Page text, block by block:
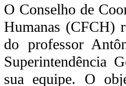
O Conselho de
Humanas (CFCH)
do professor
Superintendência
sua equipe. O